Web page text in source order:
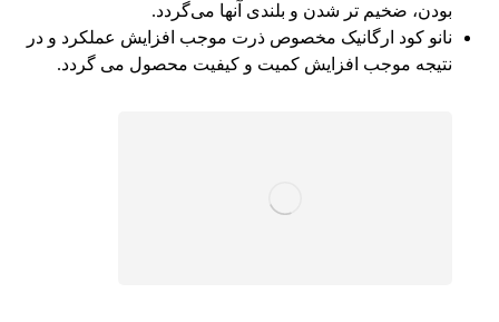
بودن، ضخیم تر شدن و بلندی آنها می‌گردد.
نانو کود ارگانیک مخصوص ذرت موجب افزایش عملکرد و در
نتیجه موجب افزایش کمیت و کیفیت محصول می گردد.